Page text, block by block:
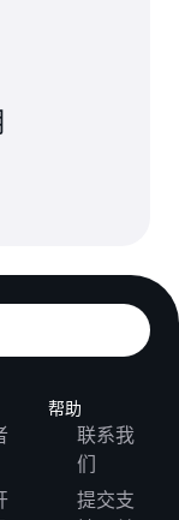
帮助
联系我
们
提交支